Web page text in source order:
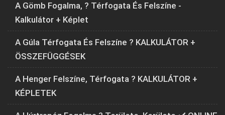
A Gömb Fogalma, ? Térfogata És Felszíne -
Kalkulátor + Képlet
A Gúla Térfogata És Felszíne ? KALKULÁTOR +
ÖSSZEFÜGGÉSEK
A Henger Felszíne, Térfogata ? KALKULÁTOR +
KÉPLETEK